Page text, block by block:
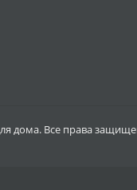
дома. Все права